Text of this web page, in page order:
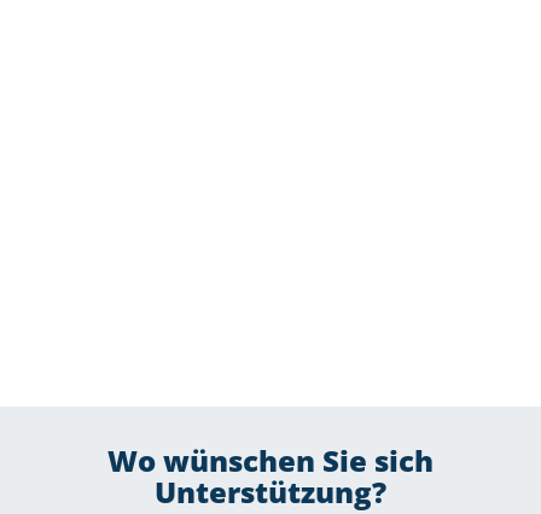
Wo wünschen Sie sich
Unterstützung?